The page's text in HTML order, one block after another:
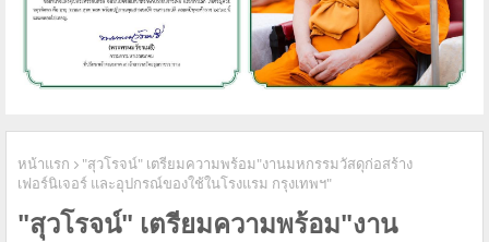
หน้าแรก
"สุวโรจน์" เตรียมความพร้อม​"งานมหกรรมวัสดุก่อสร้าง​
เฟอร์นิเจอร์ และอุปกรณ์ของใช้ในโรงแรม​ กรุงเทพฯ"
"สุวโรจน์" เตรียมความพร้อม​"งาน